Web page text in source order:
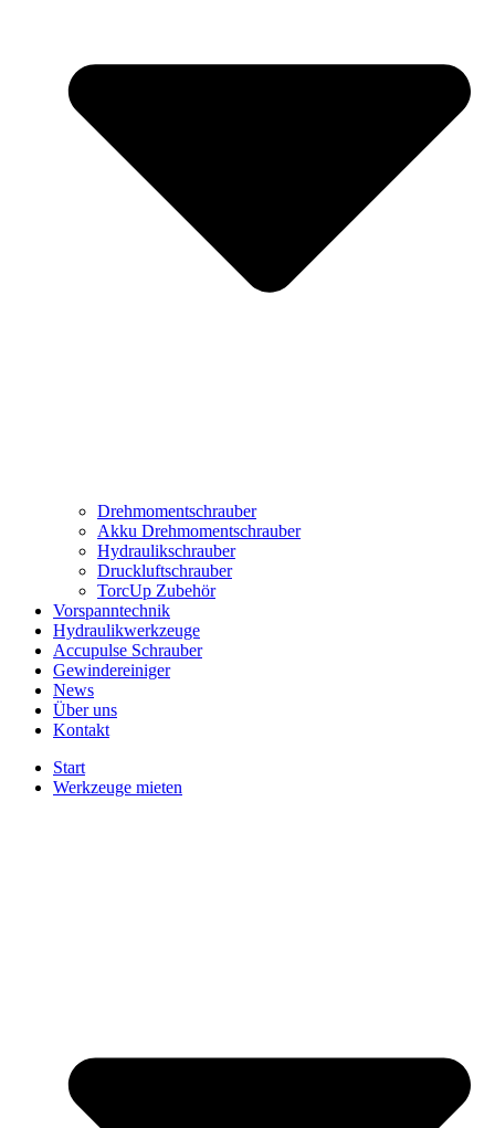
Drehmomentschrauber
Akku Drehmomentschrauber
Hydraulikschrauber
Druckluftschrauber
TorcUp Zubehör
Vorspanntechnik
Hydraulikwerkzeuge
Accupulse Schrauber
Gewindereiniger
News
Über uns
Kontakt
Start
Werkzeuge mieten